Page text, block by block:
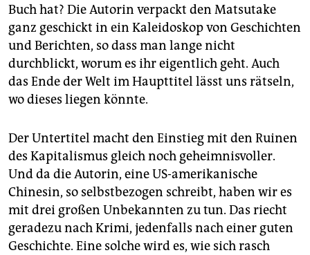
Buch hat? Die Autorin verpackt den Matsutake
ganz geschickt in ein Kaleidoskop von Geschichten
und Berichten, so dass man lange nicht
durchblickt, worum es ihr eigentlich geht. Auch
das Ende der Welt im Haupttitel lässt uns rätseln,
wo dieses liegen könnte.
Der Untertitel macht den Einstieg mit den Ruinen
des Kapitalismus gleich noch geheimnisvoller.
Und da die Autorin, eine US-amerikanische
Chinesin, so selbstbezogen schreibt, haben wir es
mit drei großen Unbekannten zu tun. Das riecht
geradezu nach Krimi, jedenfalls nach einer guten
Geschichte. Eine solche wird es, wie sich rasch